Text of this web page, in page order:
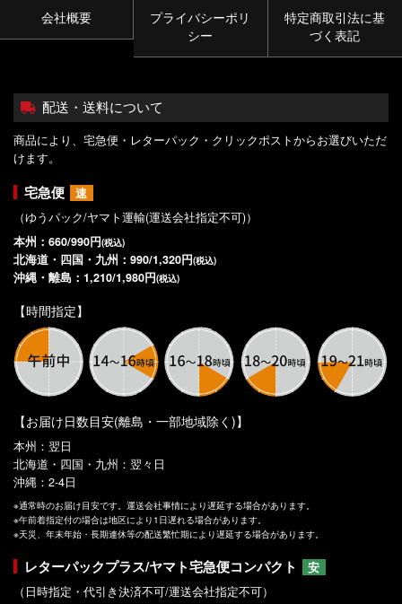
会社概要
プライバシーポリ
シー
特定商取引法に基
づく表記
配送・送料について
商品により、宅急便・レターパック・クリックポストからお選びいただ
けます。
宅急便
速
（ゆうパック/ヤマト運輸(運送会社指定不可)）
本州：660/990円(税込)
北海道・四国・九州：990/1,320円(税込)
沖縄・離島：1,210/1,980円(税込)
【時間指定】
【お届け日数目安(離島・一部地域除く)】
本州：翌日
北海道・四国・九州：翌々日
沖縄：2-4日
※通常時のお届け目安です。運送会社事情により遅延する場合があります。
※午前着指定付の場合は地区により1日遅れる場合があります。
※天災、年末年始・長期連休等の配送繁忙期により遅延する場合があります。
レターパックプラス/ヤマト宅急便コンパクト
安
（日時指定・代引き決済不可/運送会社指定不可）